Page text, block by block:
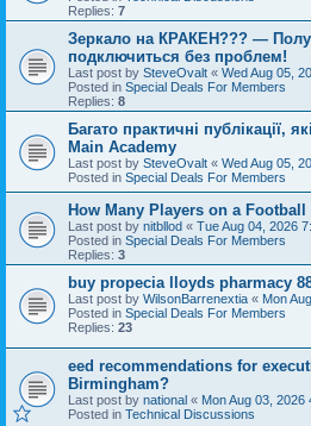
Replies: 7
Зеркало на КРАКЕН??? —
подключиться без проблем!
Last post by SteveOvalt « Wed Aug 05,
Posted in Special Deals For Members
Replies: 8
Багато практичні публікації,
Main Academy
Last post by SteveOvalt « Wed Aug 05,
Posted in Special Deals For Members
How Many Players on a
Last post by nitbllod « Tue Aug 04, 2026
Posted in Special Deals For Members
Replies: 3
buy propecia lloyds pharmacy
Last post by WilsonBarrenextia « Mon
Posted in Special Deals For Members
Replies: 23
eed recommendations for
Birmingham?
Last post by national « Mon Aug 03, 2026
Posted in Technical Discussions